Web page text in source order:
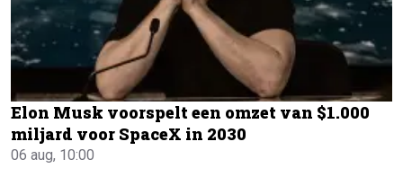
Elon Musk voorspelt een omzet van $1.000
miljard voor SpaceX in 2030
06 aug, 10:00